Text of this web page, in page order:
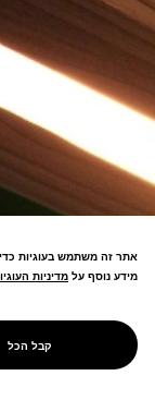
PROJECT
KINOWA
אתר זה משתמש בעוגיות
מידע נוסף על מדיניות
מדיניות
קבל הכל